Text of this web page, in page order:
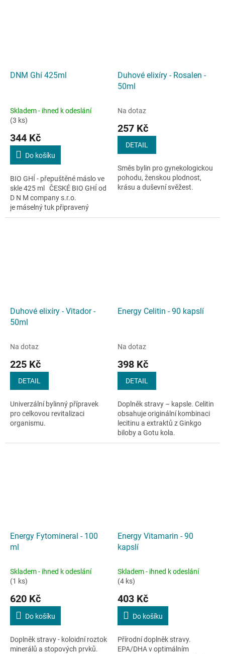
DNM Ghí 425ml
Skladem - ihned k odeslání
(3 ks)
344 Kč
Do košíku
BIO GHÍ - přepuštěné máslo ve
skle 425 ml ČESKÉ BIO GHÍ od
D N M company s.r.o.
je máselný tuk připravený
přepuštěním másla
Duhové elixíry - Rosalen -
50ml
Na dotaz
257 Kč
DETAIL
Směs bylin pro gynekologickou
pohodu, ženskou plodnost,
krásu a duševní svěžest.
Duhové elixíry - Vitador -
50ml
Na dotaz
225 Kč
DETAIL
Univerzální bylinný přípravek
pro celkovou revitalizaci
organismu.
Energy Celitin - 90 kapslí
Na dotaz
398 Kč
DETAIL
Doplněk stravy – kapsle. Celitin
obsahuje originální kombinaci
lecitinu a extraktů z Ginkgo
biloby a Gotu kola.
Energy Fytomineral - 100
ml
Skladem - ihned k odeslání
(1 ks)
620 Kč
Do košíku
Doplněk stravy - koloidní roztok
minerálů a stopových prvků.
Energy Vitamarin - 90
kapslí
Skladem - ihned k odeslání
(4 ks)
403 Kč
Do košíku
Přírodní doplněk stravy.
EPA/DHA v optimálním